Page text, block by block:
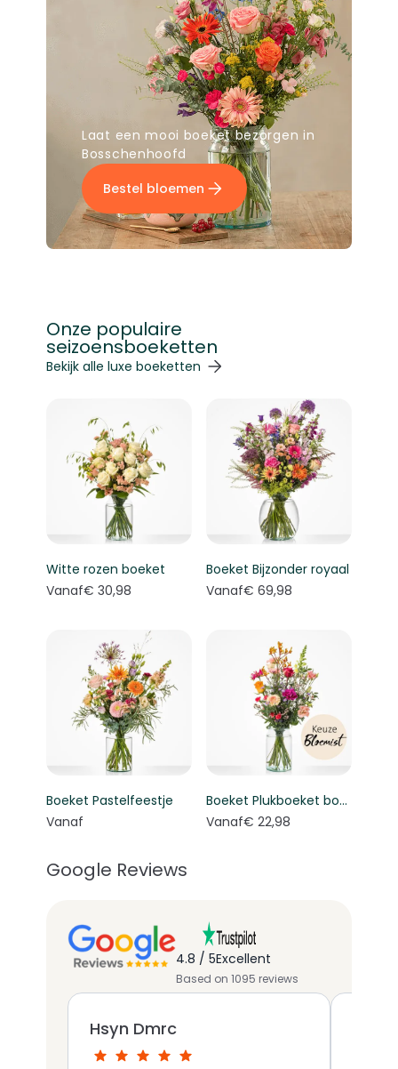
Laat een mooi boeket bezorgen in
Bosschenhoofd
Bestel bloemen
Onze populaire
seizoensboeketten
Navigeren door de elementen van de carrousel is
Druk om carrousel over te slaan
Bekijk alle luxe boeketten
Witte rozen boeket
Vanaf€ 30,98
Boeket Bijzonder royaal
Vanaf€ 69,98
Boeket Pastelfeestje
Vanaf
Boeket Plukboeket bont - Keuze bloemist
Vanaf€ 22,98
Google Reviews
4.8 / 5Excellent
Based on 1095 reviews
Hsyn Dmrc